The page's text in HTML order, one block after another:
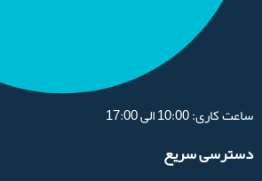
ساعت کاری: 10:00 الی 17:00
دسترسی سریع